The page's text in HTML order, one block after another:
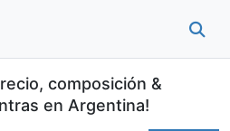
composición &
en Argentina!